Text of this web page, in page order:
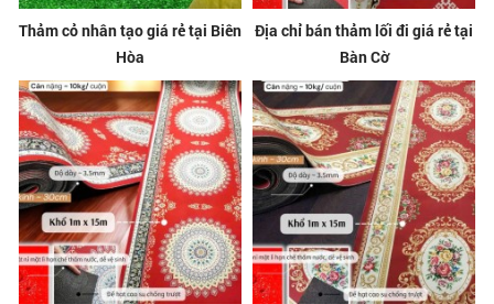
Thảm cỏ nhân tạo giá rẻ tại Biên
Hòa
Địa chỉ bán thảm lối đi giá rẻ tại
Bàn Cờ